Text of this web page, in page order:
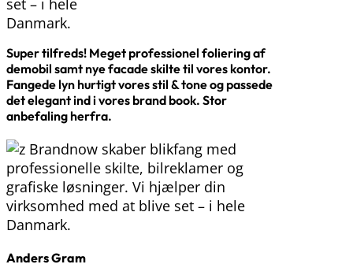
Super tilfreds! Meget professionel foliering af
demobil samt nye facade skilte til vores kontor.
Fangede lyn hurtigt vores stil & tone og passede
det elegant ind i vores brand book. Stor
anbefaling herfra.
Anders Gram